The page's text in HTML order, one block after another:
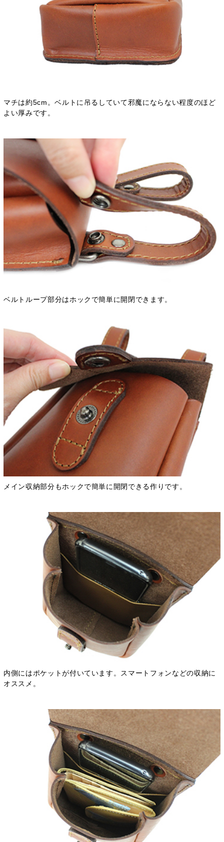
マチは約5cm。ベルトに吊るしていて邪魔にならない程度のほど
よい厚みです。
ベルトループ部分はホックで簡単に開閉できます。
メイン収納部分もホックで簡単に開閉できる作りです。
内側にはポケットが付いています。スマートフォンなどの収納に
オススメ。